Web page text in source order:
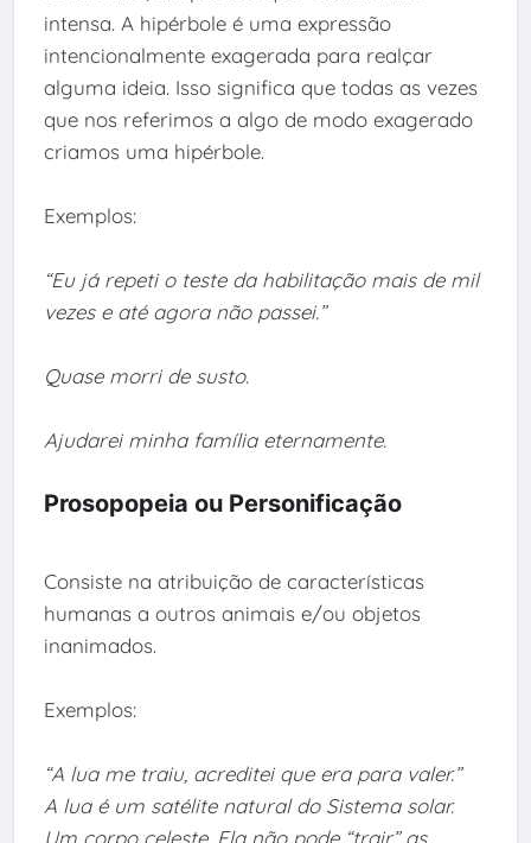
intensa. A hipérbole é uma expressão
intencionalmente exagerada para realçar
alguma ideia. Isso significa que todas as vezes
que nos referimos a algo de modo exagerado
criamos uma hipérbole.
Exemplos:
“Eu já repeti o teste da habilitação mais de mil
vezes e até agora não passei.”
Quase morri de susto.
Ajudarei minha família eternamente.
Prosopopeia ou Personificação
Consiste na atribuição de características
humanas a outros animais e/ou objetos
inanimados.
Exemplos:
“A lua me traiu, acreditei que era para valer.”
A lua é um satélite natural do Sistema solar.
Um corpo celeste. Ela não pode “trair” as